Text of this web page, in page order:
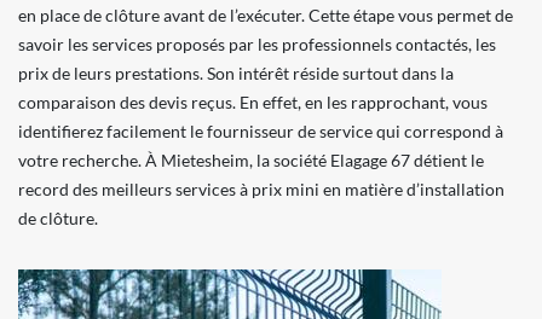
en place de clôture avant de l’exécuter. Cette étape vous permet de
savoir les services proposés par les professionnels contactés, les
prix de leurs prestations. Son intérêt réside surtout dans la
comparaison des devis reçus. En effet, en les rapprochant, vous
identifierez facilement le fournisseur de service qui correspond à
votre recherche. À Mietesheim, la société Elagage 67 détient le
record des meilleurs services à prix mini en matière d’installation
de clôture.